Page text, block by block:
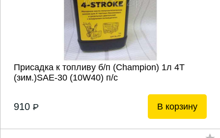
Присадка к топливу б/п (Champion) 1л 4Т
(зим.)SAE-30 (10W40) п/с
910 P В корзину